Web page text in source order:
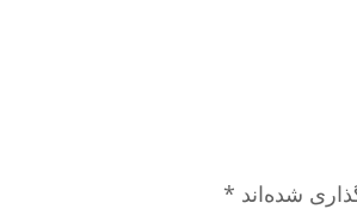
شده‌اند *